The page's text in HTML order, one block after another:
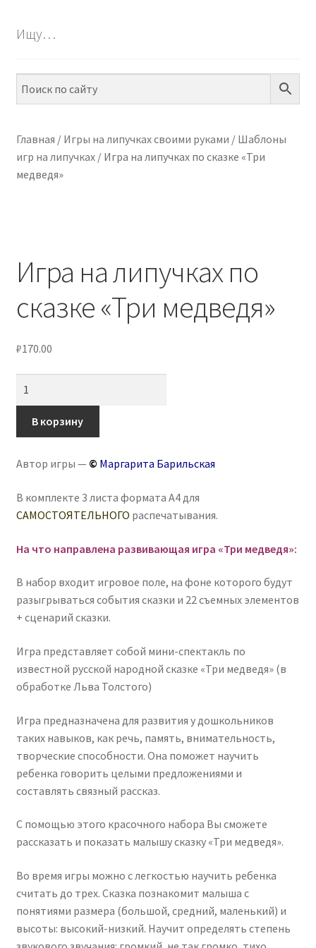
меню
ПО НАВЫКАМ
МЕТОДИКИ
КОНТАКТЫ
Ищу…
Главная / Игры на липучках своими руками / Шаблоны
игр на липучках/ Игра на липучках по сказке «Три
медведя»
Игра на липучках по
сказке «Три медведя»
₽170.00
Игра
на
по
«Три
медведя»
В корзину
Автор игры — © Маргарита Барильская
В комплекте 3 листа формата А4 для
САМОСТОЯТЕЛЬНОГО распечатывания.
На что направлена развивающая игра «Три медведя»:
В набор входит игровое поле, на фоне которого будут
разыгрываться события сказки и 22 съемных элементов
+ сценарий сказки.
Игра представляет собой мини-спектакль по
известной русской народной сказке «Три медведя» (в
обработке Льва Толстого)
Игра предназначена для развития у дошкольников
таких навыков, как речь, память, внимательность,
творческие способности. Она поможет научить
ребенка говорить целыми предложениями и
составлять связный рассказ.
С помощью этого красочного набора Вы сможете
рассказать и показать малышу сказку «Три медведя».
Во время игры можно с легкостью научить ребенка
считать до трех. Сказка познакомит малыша с
понятиями размера (большой, средний, маленький) и
высоты: высокий-низкий. Научит определять степень